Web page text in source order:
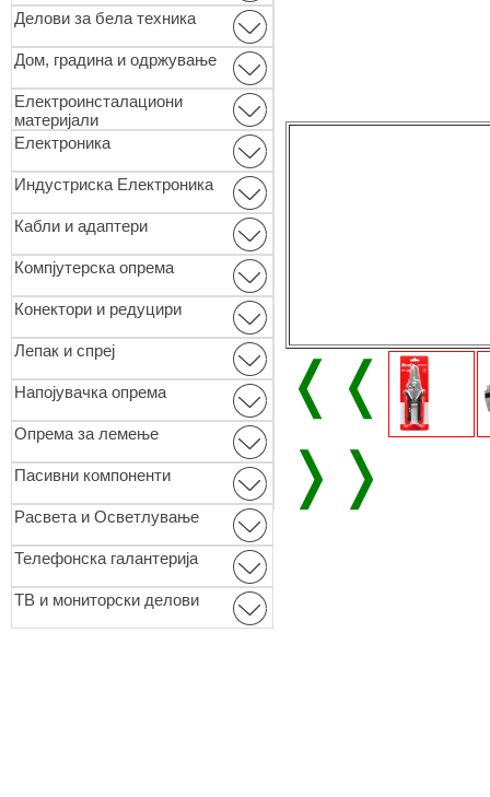
Делови за бела техника
Дом, градина и одржување
Електроинсталациони
материјали
Електроника
Индустриска Електроника
Кабли и адаптери
Компјутерска опрема
Конектори и редуцири
Лепак и спреј
Напојувачка опрема
Опремa за лемење
Пасивни компоненти
Расвета и Осветлување
Телефонска галантерија
ТВ и мониторски делови
❬❬
❭❭